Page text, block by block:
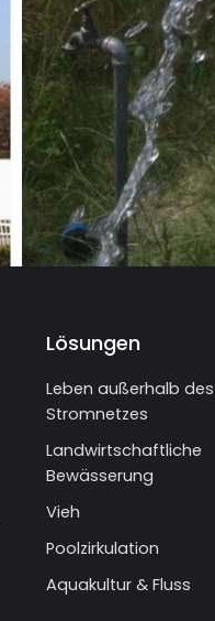
Lösungen
Leben außerhalb des
Stromnetzes
Landwirtschaftliche
Bewässerung
Vieh
Poolzirkulation
Aquakultur & Fluss